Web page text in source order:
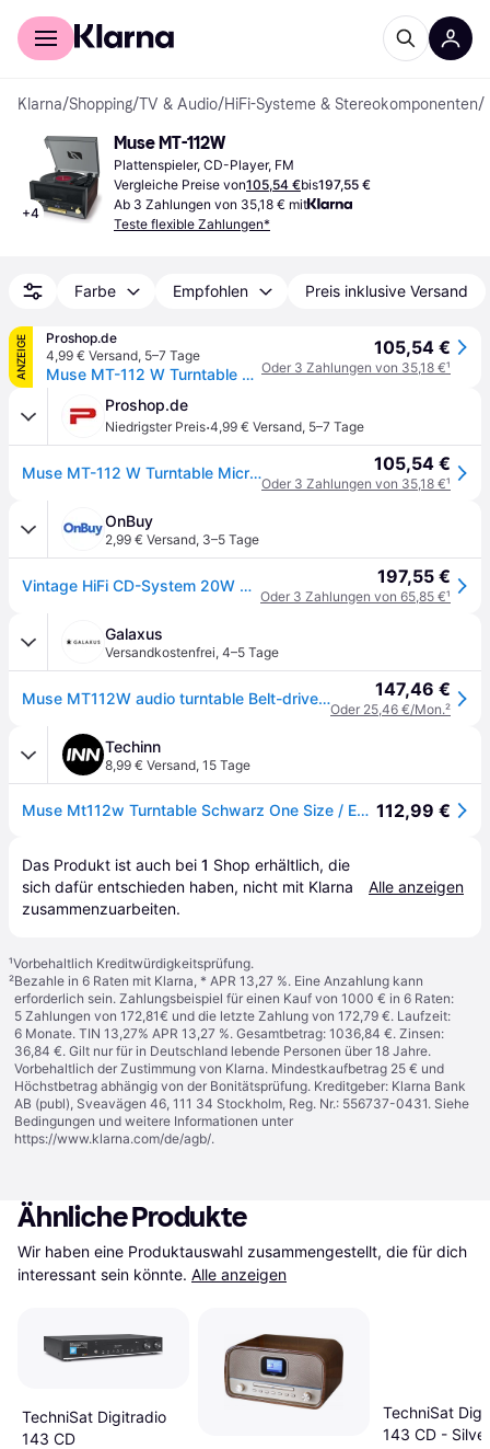
Für Shopper
Klarna/Shopping/TV & Audio/HiFi-Systeme & Stereokomponenten/
+4
Muse MT-112W
Plattenspieler, CD-Player, FM
Vergleiche Preise von105,54 €bis197,55 €
Ab 3 Zahlungen von 35,18 € mit
Teste flexible Zahlungen*
Farbe Empfohlen Preis inklusive Versand
ANZEIGE
Proshop.de
4,99 € Versand, 5–7 Tage
Muse MT-112 W Turntable Micro system FM BT CD USB Retro - Plattenspieler
105,54 €
Oder 3 Zahlungen von 35,18 €¹
Proshop.de
Niedrigster Preis·4,99 € Versand, 5–7 Tage
Muse MT-112 W Turntable Micro system FM BT CD USB Retro - Plattenspieler 105,54 €
Oder 3 Zahlungen von 35,18 €¹
OnBuy
2,99 € Versand, 3–5 Tage
Vintage HiFi CD-System 20W mit Plattenspieler - CD/FM/USB/AUX - 33/45/78 U/min MT-112W-MATCH 197,55 €
Oder 3 Zahlungen von 65,85 €¹
Galaxus
Versandkostenfrei, 4–5 Tage
Muse MT112W audio turntable Belt-drive audio turntable Brown, Plattenspieler, Braun 147,46 €
Oder 25,46 €/Mon.²
Techinn
8,99 € Versand, 15 Tage
Muse Mt112w Turntable Schwarz One Size / EU Plug 220V 112,99 €
Das Produkt ist auch bei 1 Shop erhältlich, die
sich dafür entschieden haben, nicht mit Klarna
zusammenzuarbeiten.
Alle anzeigen
¹Vorbehaltlich Kreditwürdigkeitsprüfung.
²Bezahle in 6 Raten mit Klarna, * APR 13,27 %. Eine Anzahlung kann
erforderlich sein. Zahlungsbeispiel für einen Kauf von 1000 € in 6 Raten:
5 Zahlungen von 172,81€ und die letzte Zahlung von 172,79 €. Laufzeit:
6 Monate. TIN 13,27% APR 13,27 %. Gesamtbetrag: 1036,84 €. Zinsen:
36,84 €. Gilt nur für in Deutschland lebende Personen über 18 Jahre.
Vorbehaltlich der Zustimmung von Klarna. Mindestkaufbetrag 25 € und
Höchstbetrag abhängig von der Bonitätsprüfung. Kreditgeber: Klarna Bank
AB (publ), Sveavägen 46, 111 34 Stockholm, Reg. Nr.: 556737-0431. Siehe
Bedingungen und weitere Informationen unter
https://www.klarna.com/de/agb/.
Ähnliche Produkte
Wir haben eine Produktauswahl zusammengestellt, die für dich
interessant sein könnte. Alle anzeigen
TechniSat Digitradio
143 CD
TechniSat
143 CD - Silver